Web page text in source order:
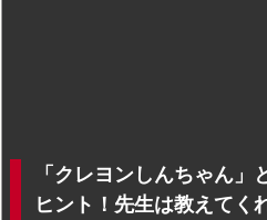
「クレヨンしんちゃん
ヒント！先生は教えてく